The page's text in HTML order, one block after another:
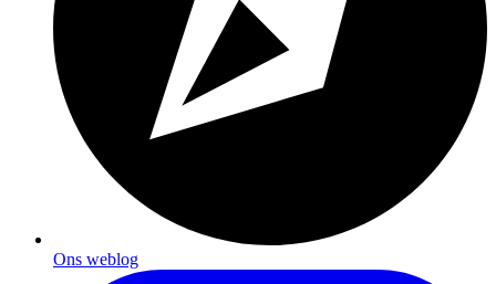
Ons weblog